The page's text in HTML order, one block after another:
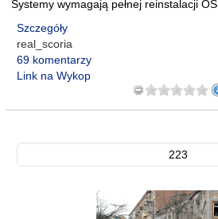
Systemy wymagają pełnej reinstalacji OS.
Szczegóły
real_scoria
69 komentarzy
Link na Wykop
223